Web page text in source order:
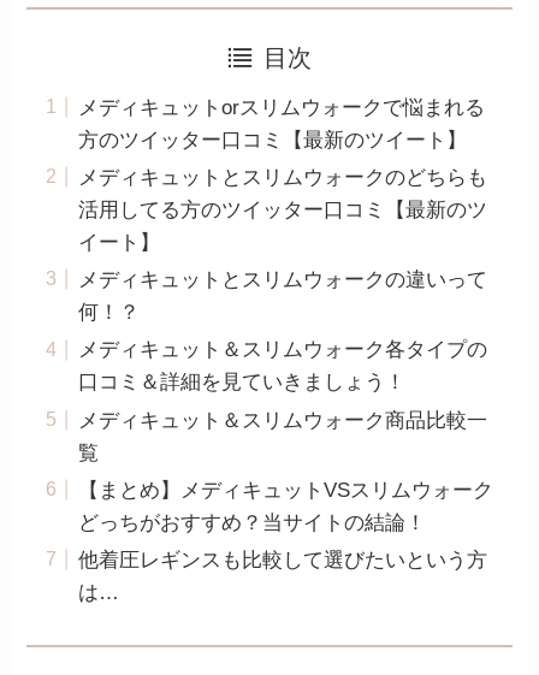
目次
メディキュットorスリムウォークで悩まれる
方のツイッター口コミ【最新のツイート】
メディキュットとスリムウォークのどちらも
活用してる方のツイッター口コミ【最新のツ
イート】
メディキュットとスリムウォークの違いって
何！？
メディキュット＆スリムウォーク各タイプの
口コミ＆詳細を見ていきましょう！
メディキュット＆スリムウォーク商品比較一
覧
【まとめ】メディキュットVSスリムウォーク
どっちがおすすめ？当サイトの結論！
他着圧レギンスも比較して選びたいという方
は…